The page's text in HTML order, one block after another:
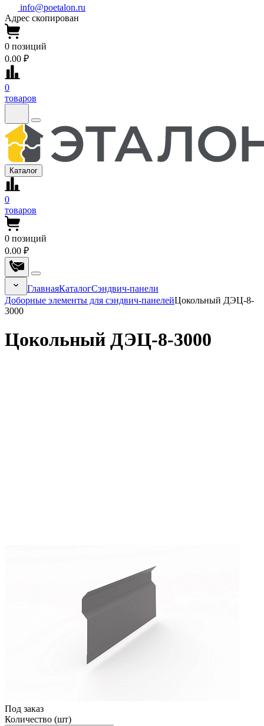
info@poetalon.ru
Адрес скопирован
0 позиций
0.00 ₽
0
товаров
Каталог
0
товаров
0 позиций
0.00 ₽
ГлавнаяКаталогСэндвич-панели
Доборные элементы для сэндвич-панелейЦокольный ДЭЦ-8-
3000
Цокольный ДЭЦ-8-3000
Под заказ
Количество (шт)